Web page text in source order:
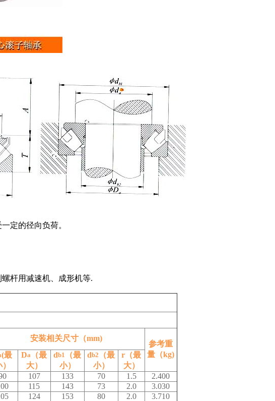
定的径向负荷。
杆用减速机、成形机等.
安装相关尺寸（mm)
参考重
量（kg)
(最
Da （最
大）
db1
（最
小）
db2
（最
小）
r（最
大）
107 133 70 1.5
2.400
115 143 73 2.0
3.030
124 153 80 2.0
3.710